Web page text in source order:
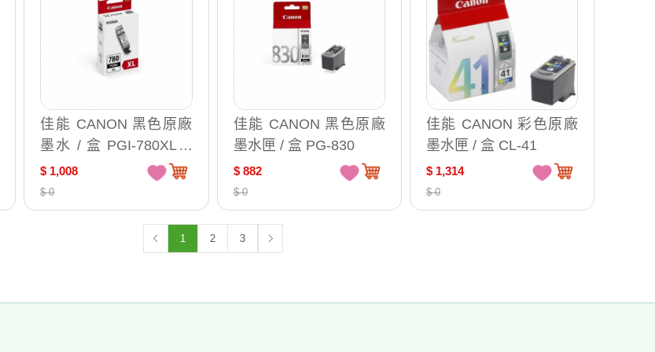
佳能 CANON 黑色原廠
墨水 / 盒 PGI-780XL P
GBK
$ 1,008
$ 0
佳能 CANON 黑色原廠
墨水匣 / 盒 PG-830
$ 882
$ 0
佳能 CANON 彩色原廠
墨水匣 / 盒 CL-41
$ 1,314
$ 0
1 2 3